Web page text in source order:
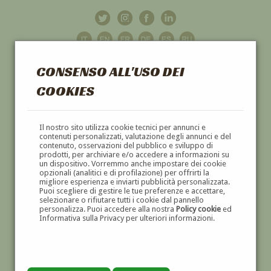
CONSENSO ALL'USO DEI
COOKIES
Il nostro sito utilizza cookie tecnici per annunci e
contenuti personalizzati, valutazione degli annunci e del
contenuto, osservazioni del pubblico e sviluppo di
prodotti, per archiviare e/o accedere a informazioni su
un dispositivo. Vorremmo anche impostare dei cookie
opzionali (analitici e di profilazione) per offrirti la
migliore esperienza e inviarti pubblicità personalizzata.
Puoi scegliere di gestire le tue preferenze e accettare,
selezionare o rifiutare tutti i cookie dal pannello
personalizza. Puoi accedere alla nostra Policy cookieed
Informativa sulla Privacy per ulteriori informazioni.
GALLERIAD'ARTE
DIPINTI E SCULTURE '800 E '900